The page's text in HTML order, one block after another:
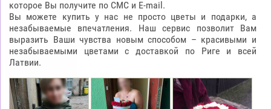
которое Вы получите по СМС и E-mail.
Вы можете купить у нас не просто цветы и подарки, а
незабываемые впечатления. Наш сервис позволит Вам
выразить Ваши чувства новым способом – красивыми и
незабываемыми цветами с доставкой по Риге и всей
Латвии.